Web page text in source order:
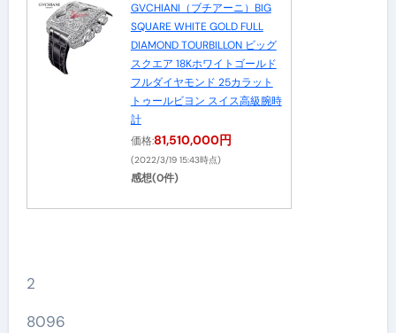
GVCHIANI（ブチアーニ）BIG
SQUARE WHITE GOLD FULL
DIAMOND TOURBILLON ビッグ
スクエア 18Kホワイトゴールド
フルダイヤモンド 25カラット
トゥールビヨン スイス高級腕時
計
価格:81,510,000円
(2022/3/19 15:43時点)
感想(0件)
2
8096